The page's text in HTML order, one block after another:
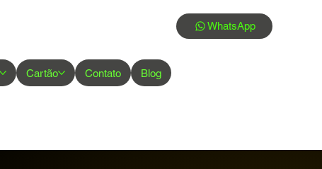
Cartão Contato Blog
WhatsApp